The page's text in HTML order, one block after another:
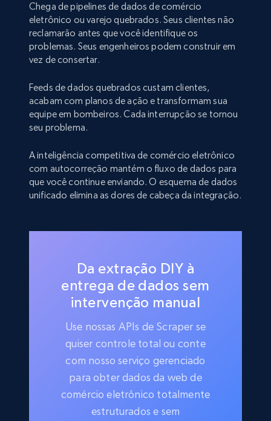
Chega de pipelines de dados de comércio
eletrônico ou varejo quebrados. Seus clientes não
reclamarão antes que você identifique os
problemas. Seus engenheiros podem construir em
vez de consertar.
Feeds de dados quebrados custam clientes,
acabam com planos de ação e transformam sua
equipe em bombeiros. Cada interrupção se tornou
seu problema.
A inteligência competitiva de comércio eletrônico
com autocorreção mantém o fluxo de dados para
que você continue enviando. O esquema de dados
unificado elimina as dores de cabeça da integração.
Da extração DIY à
entrega de dados sem
intervenção manual
Use nossas APIs de Scraper se
quiser controle total ou conte
com nosso serviço gerenciado
para obter dados da web de
comércio eletrônico totalmente
estruturados e sem